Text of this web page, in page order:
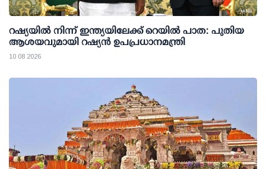
റഷ്യയില്‍ നിന്ന് ഇന്ത്യയിലേക്ക് റെയില്‍ പാത: പുതിയ
ആശയവുമായി റഷ്യന്‍ ഉപപ്രധാനമന്ത്രി
10 08 2026